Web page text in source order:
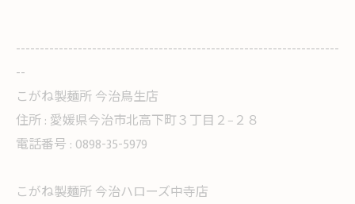
--------------------------------------------------------------------
--
こがね製麺所 今治鳥生店
住所 : 愛媛県今治市北高下町３丁目２−２８
電話番号 : 0898-35-5979
こがね製麺所 今治ハローズ中寺店